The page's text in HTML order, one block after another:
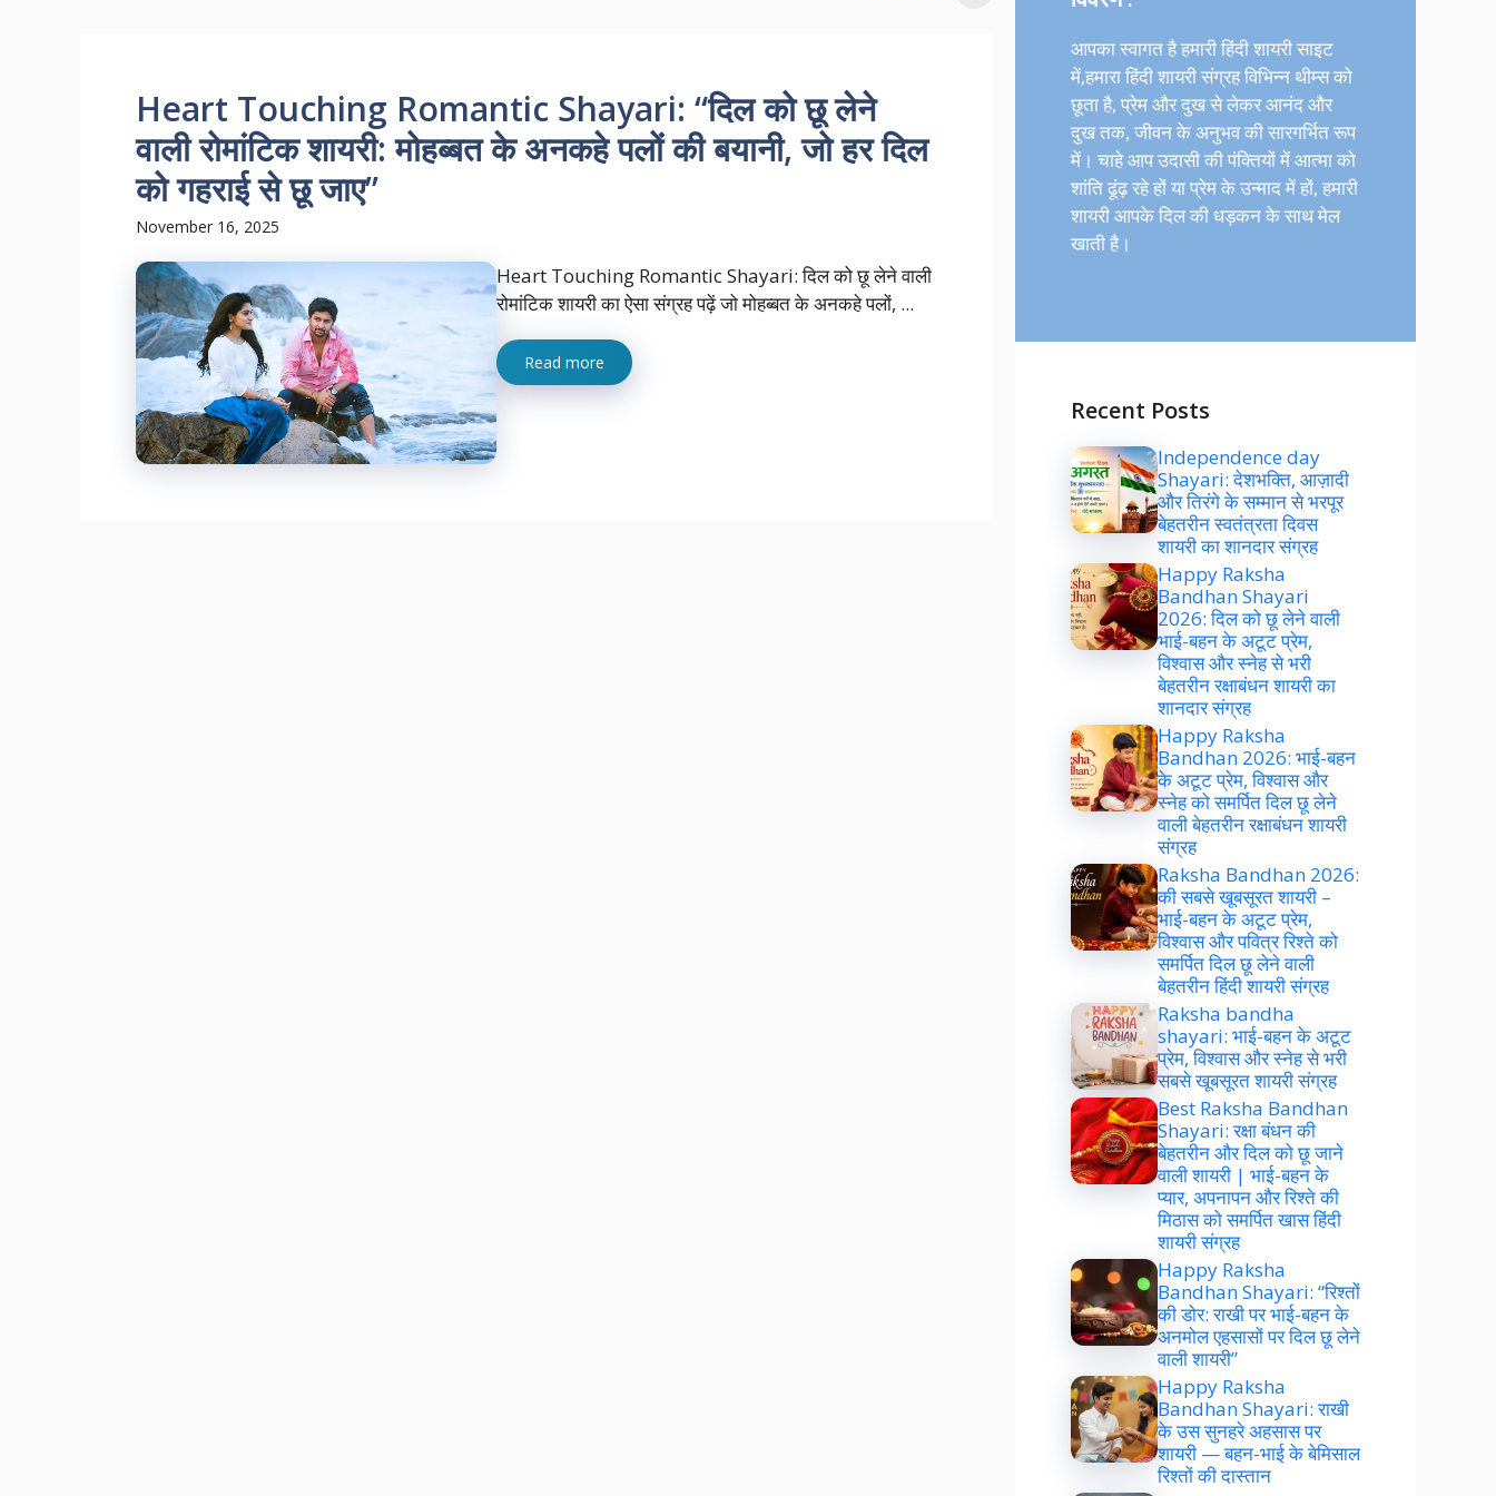
Heart Touching Romantic Shayari: “दिल को छू लेने
वाली रोमांटिक शायरी: मोहब्बत के अनकहे पलों की बयानी, जो हर दिल
को गहराई से छू जाए”
November 16, 2025
Heart Touching Romantic Shayari: दिल को छू लेने वाली
रोमांटिक शायरी का ऐसा संग्रह पढ़ें जो मोहब्बत के अनकहे पलों, ...
Read more
आपका स्वागत है हमारी हिंदी शायरी साइट
में,हमारा हिंदी शायरी संग्रह विभिन्न थीम्स को
छूता है, प्रेम और दुख से लेकर आनंद और
दुख तक, जीवन के अनुभव की सारगर्भित रूप
में। चाहे आप उदासी की पंक्तियों में आत्मा को
शांति ढूंढ़ रहे हों या प्रेम के उन्माद में हों, हमारी
शायरी आपके दिल की धड़कन के साथ मेल
खाती है।
Recent Posts
Independence day
Shayari: देशभक्ति, आज़ादी
और तिरंगे के सम्मान से भरपूर
बेहतरीन स्वतंत्रता दिवस
शायरी का शानदार संग्रह
Happy Raksha
Bandhan Shayari
2026: दिल को छू लेने वाली
भाई-बहन के अटूट प्रेम,
विश्वास और स्नेह से भरी
बेहतरीन रक्षाबंधन शायरी का
शानदार संग्रह
Happy Raksha
Bandhan 2026: भाई-बहन
के अटूट प्रेम, विश्वास और
स्नेह को समर्पित दिल छू लेने
वाली बेहतरीन रक्षाबंधन शायरी
संग्रह
Raksha Bandhan 2026:
की सबसे खूबसूरत शायरी –
भाई-बहन के अटूट प्रेम,
विश्वास और पवित्र रिश्ते को
समर्पित दिल छू लेने वाली
बेहतरीन हिंदी शायरी संग्रह
Raksha bandha
shayari: भाई-बहन के अटूट
प्रेम, विश्वास और स्नेह से भरी
सबसे खूबसूरत शायरी संग्रह
Best Raksha Bandhan
Shayari: रक्षा बंधन की
बेहतरीन और दिल को छू जाने
वाली शायरी | भाई-बहन के
प्यार, अपनापन और रिश्ते की
मिठास को समर्पित खास हिंदी
शायरी संग्रह
Happy Raksha
Bandhan Shayari: “रिश्तों
की डोर: राखी पर भाई-बहन के
अनमोल एहसासों पर दिल छू लेने
वाली शायरी”
Happy Raksha
Bandhan Shayari: राखी
के उस सुनहरे अहसास पर
शायरी — बहन-भाई के बेमिसाल
रिश्तों की दास्तान